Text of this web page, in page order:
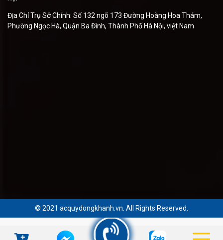
Địa Chỉ Trụ Sở Chính: Số 132 ngõ 173 Đường Hoàng Hoa Thám,
Phường Ngọc Hà, Quận Ba Đình, Thành Phố Hà Nội, việt Nam
© 2021 acquydongkhanh.vn. All Rights Reserved.